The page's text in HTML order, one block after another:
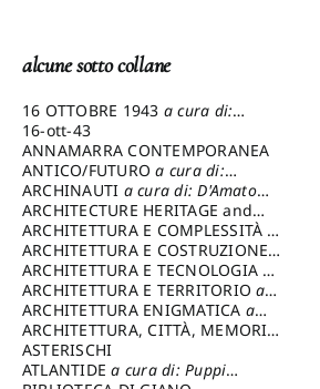
alcune sotto collane
16 OTTOBRE 1943 a cura di:
Pezzetti Marcello
16-ott-43
ANNAMARRA CONTEMPORANEA
ANTICO/FUTUROa cura di:
Varagnoli Claudio
ARCHINAUTI a cura di: D'Amato
Claudio
ARCHITECTURE HERITAGE and
DESIGN
ARCHITETTURA E COMPLESSITÀ a
cura di: Piva Antonio
ARCHITETTURA E COSTRUZIONEa
cura di: Poretti Sergio
ARCHITETTURA E TECNOLOGIA a
cura di: Carrara Gianfranco
ARCHITETTURA E TERRITORIOa
cura di: Pietrogrande Enrico
ARCHITETTURA ENIGMATICA a
cura di: Lenci Ruggero
ARCHITETTURA, CITTÀ, MEMORIA
a cura di: Valeriani Enrico
ASTERISCHI
ATLANTIDEa cura di: Puppi